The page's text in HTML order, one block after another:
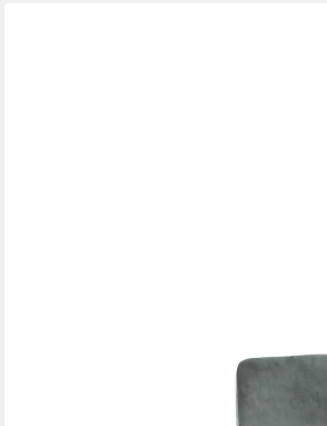
Esszimmersessel JOSIE DINING (Set, 2-St.,
Esszimmerstühle, gepolstert, mit